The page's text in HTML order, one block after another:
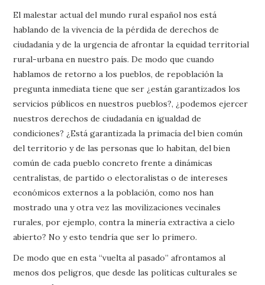
El malestar actual del mundo rural español nos está
hablando de la vivencia de la pérdida de derechos de
ciudadanía y de la urgencia de afrontar la equidad territorial
rural-urbana en nuestro país. De modo que cuando
hablamos de retorno a los pueblos, de repoblación la
pregunta inmediata tiene que ser ¿están garantizados los
servicios públicos en nuestros pueblos?, ¿podemos ejercer
nuestros derechos de ciudadanía en igualdad de
condiciones? ¿Está garantizada la primacía del bien común
del territorio y de las personas que lo habitan, del bien
común de cada pueblo concreto frente a dinámicas
centralistas, de partido o electoralistas o de intereses
económicos externos a la población, como nos han
mostrado una y otra vez las movilizaciones vecinales
rurales, por ejemplo, contra la minería extractiva a cielo
abierto? No y esto tendría que ser lo primero.
De modo que en esta “vuelta al pasado” afrontamos al
menos dos peligros, que desde las políticas culturales se